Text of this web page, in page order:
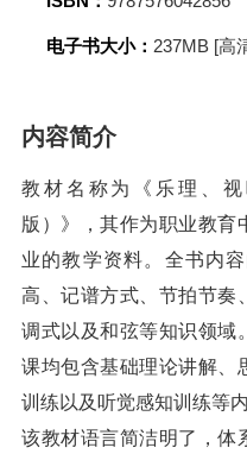
电子书大小： 237MB [高
内容简介
教材名称为《乐理、
版）》，其作为职业教育
业的教学资料。全书内
高、记谱方式、节拍节奏
调式以及和弦等知识领域。
课均包含基础理论讲解、
训练以及听觉感知训练等内
该教材语言简洁明了，体